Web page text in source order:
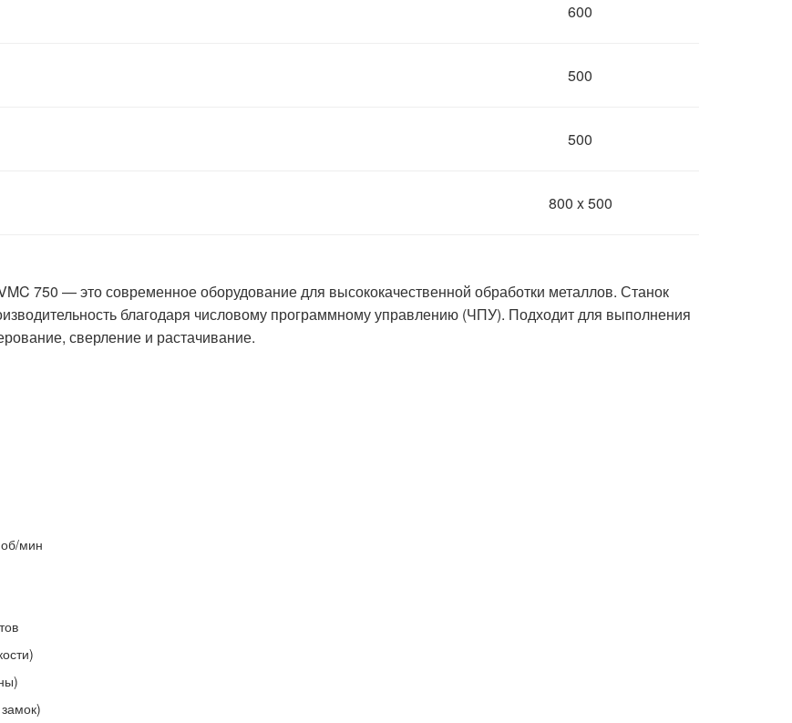
600
500
500
800 x 500
750 — это современное оборудование для высококачественной обработки металлов. Станок
благодаря числовому программному управлению (ЧПУ). Подходит для выполнения
сверление и растачивание.
мин